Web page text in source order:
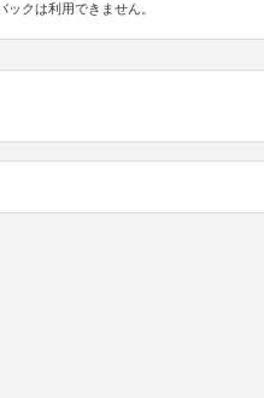
ックは利用できません。